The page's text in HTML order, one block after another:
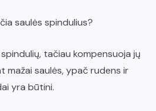
saulės spindulius?
tačiau kompensuoja jų
mažai saulės, ypač rudens ir
yra būtini.